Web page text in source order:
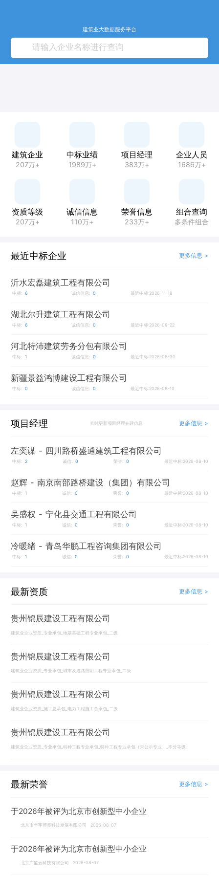
建筑业大数据服务平台
建筑企业
207万+
中标业绩
1989万+
项目经理
383万+
企业人员
1686万+
资质等级
207万+
诚信信息
110万+
荣誉信息
233万+
组合查询
多条件组合
最近中标企业 更多信息 >
沂水宏磊建筑工程有限公司
中标: 6 诚信信息: 0 最近中标:2026-11-18
湖北尔升建筑工程有限公司
中标: 6 诚信信息: 0 最近中标:2026-09-22
河北特沛建筑劳务分包有限公司
中标: 1 诚信信息: 0 最近中标:2026-08-30
新疆景益鸿博建设工程有限公司
中标: 0 诚信信息: 0 最近中标:2026-08-10
项目经理 实时更新项目经理在建信息 更多信息 >
左奕谋 - 四川路桥盛通建筑工程有限公司
中标: 2 诚信: 0 荣誉: 0 最近中标:2026-08-10
赵辉 - 南京南部路桥建设（集团）有限公司
中标: 1 诚信: 0 荣誉: 0 最近中标:2026-08-10
吴盛权 - 宁化县交通工程有限公司
中标: 1 诚信: 0 荣誉: 0 最近中标:2026-08-10
冷暖绪 - 青岛华鹏工程咨询集团有限公司
中标: 1 诚信: 0 荣誉: 0 最近中标:2026-08-10
最新资质 更多信息 >
贵州锦辰建设工程有限公司
建筑业企业资质_专业承包_地基基础工程专业承包_二级
贵州锦辰建设工程有限公司
建筑业企业资质_专业承包_城市及道路照明工程专业承包_二级
贵州锦辰建设工程有限公司
建筑业企业资质_施工总承包_电力工程施工总承包_二级
贵州锦辰建设工程有限公司
建筑业企业资质_专业承包_特种工程专业承包_特种工程专业承包（未公示专业）_不分等级
最新荣誉 更多信息 >
于2026年被评为北京市创新型中小企业
北京市华宇博泰科技发展有限公司 2026-08-07
于2026年被评为北京市创新型中小企业
北京广监云科技有限公司 2026-08-07